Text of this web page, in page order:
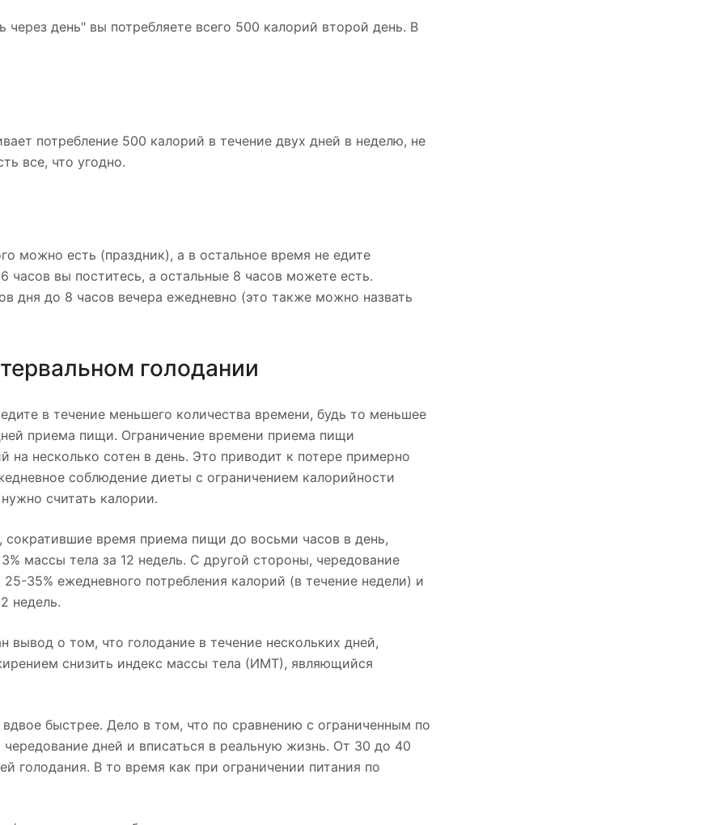
день" вы потребляете всего 500 калорий второй день. В
потребление 500 калорий в течение двух дней в неделю, не
все, что угодно.
можно есть (праздник), а в остальное время не едите
часов вы поститесь, а остальные 8 часов можете есть.
дня до 8 часов вечера ежедневно (это также можно назвать
голодании
в течение меньшего количества времени, будь то меньшее
приема пищи. Ограничение времени приема пищи
несколько сотен в день. Это приводит к потере примерно
соблюдение диеты с ограничением калорийности
считать калории.
время приема пищи до восьми часов в день,
массы тела за 12 недель. С другой стороны, чередование
35% ежедневного потребления калорий (в течение недели) и
недель.
о том, что голодание в течение нескольких дней,
снизить индекс массы тела (ИМТ), являющийся
быстрее. Дело в том, что по сравнению с ограниченным по
дней и вписаться в реальную жизнь. От 30 до 40
голодания. В то время как при ограничении питания по